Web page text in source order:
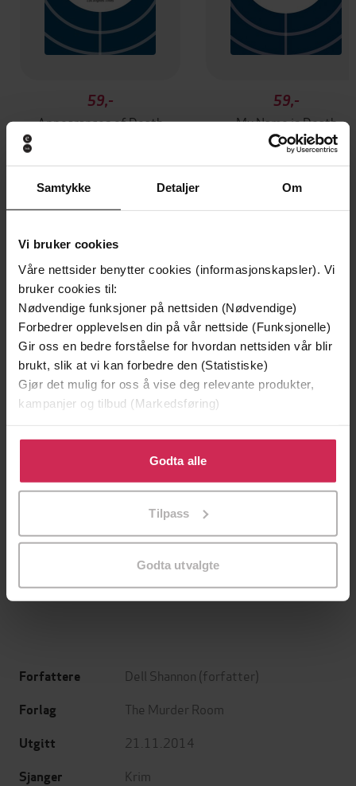
Samtykke Detaljer Om
Vi bruker cookies
Våre nettsider benytter cookies (informasjonskapsler). Vi
bruker cookies til:
Nødvendige funksjoner på nettsiden (Nødvendige)
Forbedrer opplevelsen din på vår nettside (Funksjonelle)
Gir oss en bedre forståelse for hvordan nettsiden vår blir
brukt, slik at vi kan forbedre den (Statistiske)
Gjør det mulig for oss å vise deg relevante produkter,
kampanjer og tilbud (Markedsføring)
Klikk på «Godta alle» for å gi oss ditt samtykke til å
bruke cookies for alle disse formålene. Du kan også
tilpasse ditt samtykke til spesifikke formål ved å klikke
Godta alle
Tilpass
Godta utvalgte
59,-
Appearances of Death
59,-
My Name is Death
Dell Shannon
Andre har også kjøpt
Premium
Vinner av Rivertonprisen
EBOK
Første gang på tilbud
EBOK
Forfattere Dell Shannon (forfatter)
Forlag The Murder Room
Utgitt 21.11.2014
Sjanger Krim